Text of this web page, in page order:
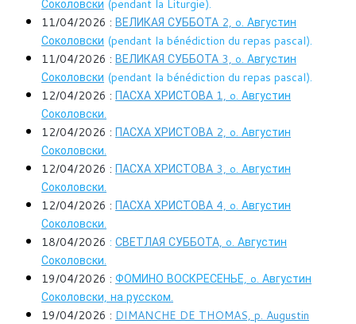
Соколовски (pendant la Liturgie).
11/04/2026 : ВЕЛИКАЯ СУББОТА 2, o. Августин
Соколовски (pendant la bénédiction du repas pascal).
11/04/2026 : ВЕЛИКАЯ СУББОТА 3, o. Августин
Соколовски (pendant la bénédiction du repas pascal).
12/04/2026 : ПАСХА ХРИСТОВА 1, o. Августин
Соколовски.
12/04/2026 : ПАСХА ХРИСТОВА 2, o. Августин
Соколовски.
12/04/2026 : ПАСХА ХРИСТОВА 3, o. Августин
Соколовски.
12/04/2026 : ПАСХА ХРИСТОВА 4, o. Августин
Соколовски.
18/04/2026 : СВЕТЛАЯ СУББОТА, o. Августин
Соколовски.
19/04/2026 : ФОМИНО ВОСКРЕСЕНЬЕ, o. Августин
Соколовски, на русском.
19/04/2026 : DIMANCHE DE THOMAS, p. Augustin